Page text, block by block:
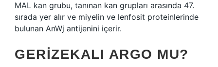
MAL kan grubu, tanınan kan grupları arasında 47.
sırada yer alır ve miyelin ve lenfosit proteinlerinde
bulunan AnWj antijenini içerir.
GERIZEKALI ARGO MU?